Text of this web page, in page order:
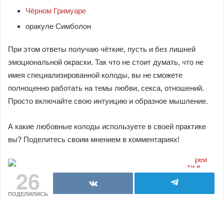
Чёрном Гримуаре
оракуле Симболон
При этом ответы получаю чёткие, пусть и без лишней
эмоциональной окраски. Так что не стоит думать, что не
имея специализированной колоды, вы не сможете
полноценно работать на темы любви, секса, отношений.
Просто включайте свою интуицию и образное мышление.
А какие любовные колоды используете в своей практике
вы? Поделитесь своим мнением в комментариях!
26
ПОДЕЛИЛИСЬ